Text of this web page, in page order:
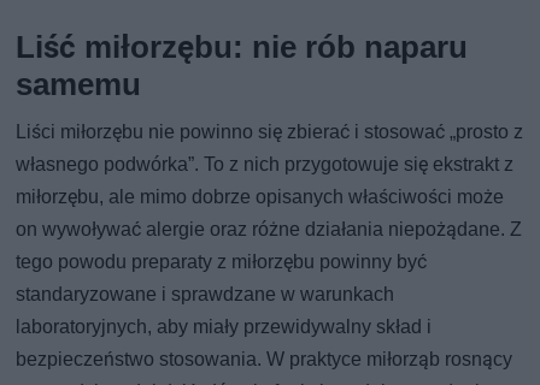
Liść miłorzębu: nie rób naparu
samemu
Liści miłorzębu nie powinno się zbierać i stosować „prosto z
własnego podwórka”. To z nich przygotowuje się ekstrakt z
miłorzębu, ale mimo dobrze opisanych właściwości może
on wywoływać alergie oraz różne działania niepożądane. Z
tego powodu preparaty z miłorzębu powinny być
standaryzowane i sprawdzane w warunkach
laboratoryjnych, aby miały przewidywalny skład i
bezpieczeństwo stosowania. W praktyce miłorząb rosnący